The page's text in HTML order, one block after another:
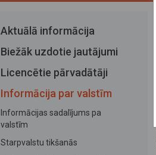
Aktuālā informācija
Biežāk uzdotie jautājumi
Licencētie pārvadātāji
Informācija par valstīm
Informācijas sadalījums pa
valstīm
Starpvalstu tikšanās